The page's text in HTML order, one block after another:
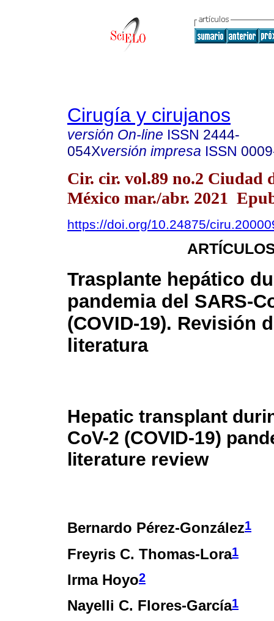
Cirugía y cirujanos
versión On-line ISSN 2444-
054Xversión impresa ISSN
Cir. cir. vol.89 no.2 Ciudad
México mar./abr. 2021
https://doi.org/10.24875/
Trasplante hepático
pandemia del SARS-
(COVID-19). Revisión
literatura
Hepatic transplant
CoV-2 (COVID-19)
literature review
Bernardo Pérez-González1
Freyris C. Thomas-Lora1
Irma Hoyo2
Nayelli C. Flores-García1